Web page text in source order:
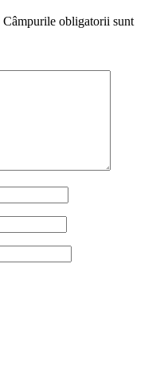
Câmpurile obligatorii sunt